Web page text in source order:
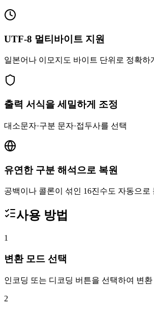
UTF-8 멀티바이트 지원
일본어나 이모지도 바이트 단위로 정확하
출력 서식을 세밀하게 조정
대소문자·구분 문자·접두사를 선택
유연한 구분 해석으로 복원
공백이나 콜론이 섞인 16진수도 자동으로
사용 방법
1
변환 모드 선택
인코딩 또는 디코딩 버튼을 선택하여 변
2